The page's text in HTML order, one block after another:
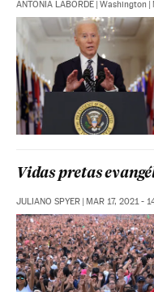
ANTONIA LABORDE | Washington |
Vidas pretas
JULIANO SPYER | MAR 17, 2021 -